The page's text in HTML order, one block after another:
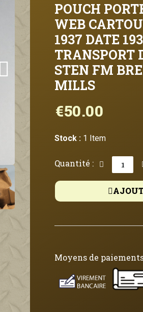
POUCH
WEB
1937 DATE
TRANSPORT
STEN FM
MILLS
€50.00
Stock : 1 Item
Quantité :
Moyens de